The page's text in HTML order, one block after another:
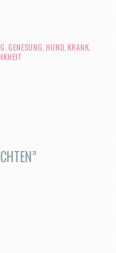
GENESUNG HUND, KRANK,
”